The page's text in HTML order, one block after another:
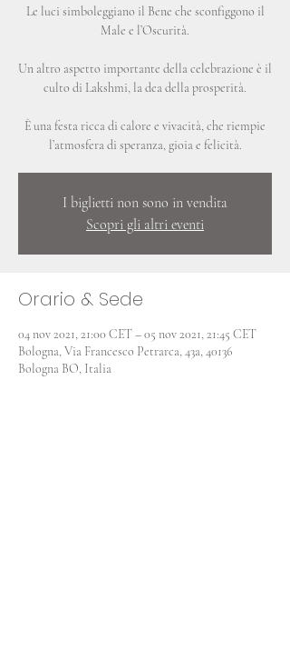
Le luci simboleggiano il Bene che sconfiggono il
Male e l’Oscurità.
Un altro aspetto importante della celebrazione è il
culto di Lakshmi, la dea della prosperità.
È una festa ricca di calore e vivacità, che riempie
I biglietti non sono in vendita
Scopri gli altri eventi
Orario & Sede
04 nov 2021, 21:00 CET – 05 nov 2021, 21:45 CET
Bologna, Via Francesco Petrarca, 43a, 40136
Bologna BO, Italia